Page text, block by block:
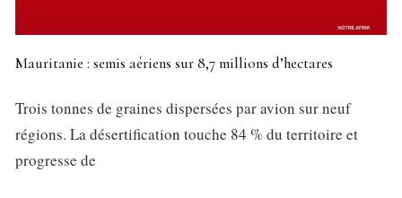
Mauritanie : semis aériens sur 8,7 millions d’hectares
Trois tonnes de graines dispersées par avion sur neuf
régions. La désertification touche 84 % du territoire et
progresse de